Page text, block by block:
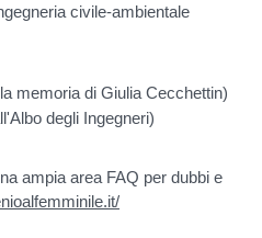
civile-ambientale
memoria di Giulia Cecchettin)
degli Ingegneri)
ampia area FAQ per dubbi e